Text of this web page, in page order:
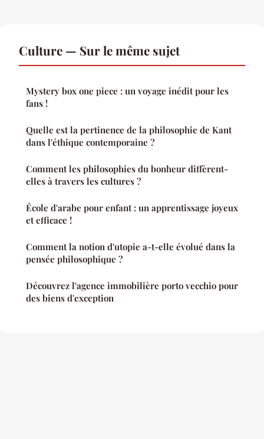
Culture — Sur le même sujet
Mystery box one piece : un voyage inédit pour les
fans !
Quelle est la pertinence de la philosophie de Kant
dans l'éthique contemporaine ?
Comment les philosophies du bonheur diffèrent-
elles à travers les cultures ?
École d'arabe pour enfant : un apprentissage joyeux
et efficace !
Comment la notion d'utopie a-t-elle évolué dans la
pensée philosophique ?
Découvrez l'agence immobilière porto vecchio pour
des biens d'exception